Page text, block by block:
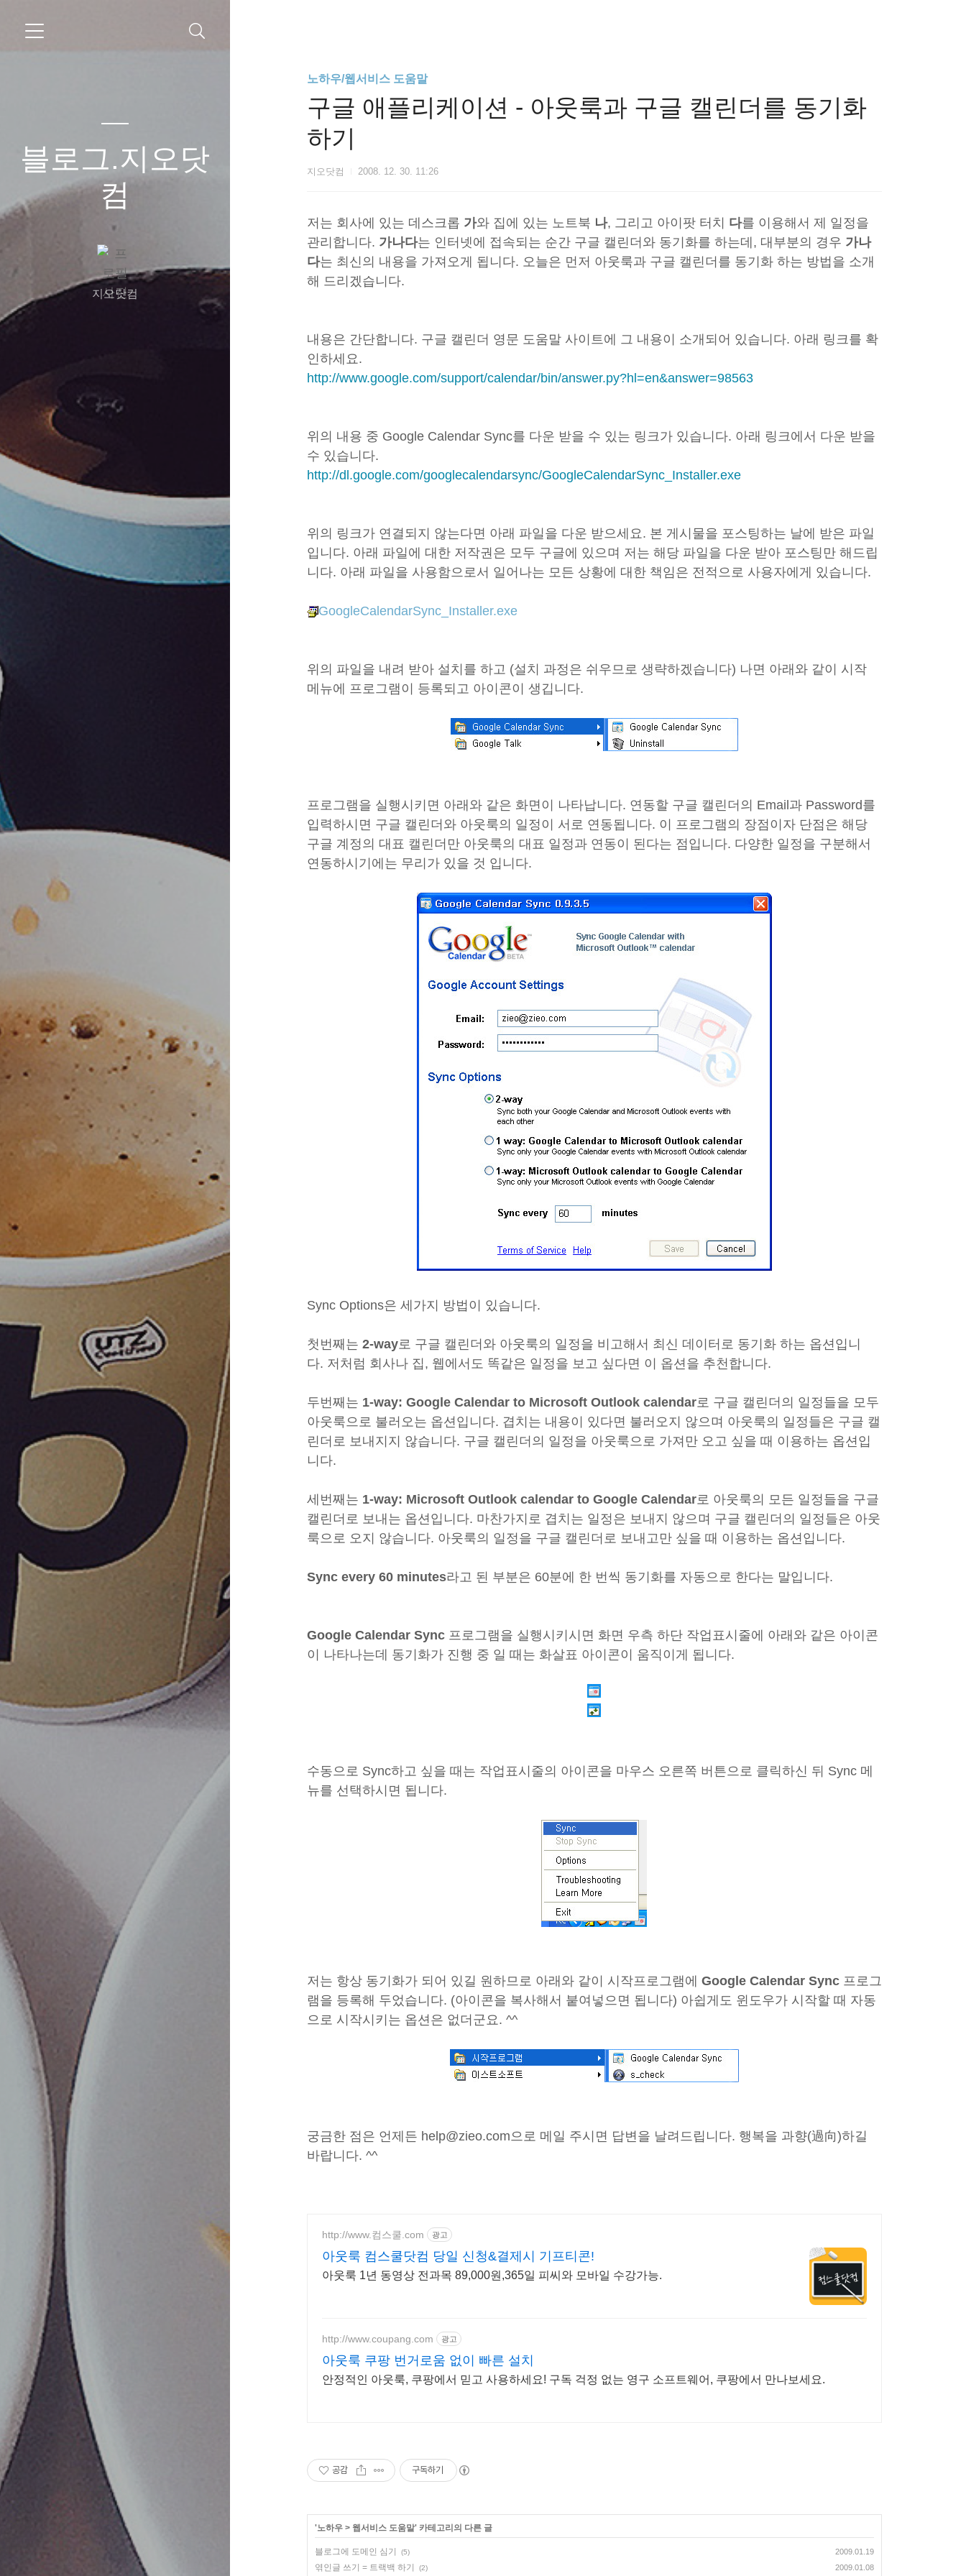
블로그.지오닷
컴
지오닷컴
노하우/웹서비스 도움말
구글 애플리케이션 - 아웃룩과 구글 캘린더를 동기화
하기
지오닷컴 2008. 12. 30. 11:26
저는 회사에 있는 데스크롭 가와 집에 있는 노트북 나, 그리고 아이팟 터치 다를 이용해서 제 일정을
관리합니다. 가나다는 인터넷에 접속되는 순간 구글 캘린더와 동기화를 하는데, 대부분의 경우 가나
다는 최신의 내용을 가져오게 됩니다. 오늘은 먼저 아웃룩과 구글 캘린더를 동기화 하는 방법을 소개
해 드리겠습니다.
내용은 간단합니다. 구글 캘린더 영문 도움말 사이트에 그 내용이 소개되어 있습니다. 아래 링크를 확
인하세요.
http://www.google.com/support/calendar/bin/answer.py?hl=en&answer=98563
위의 내용 중 Google Calendar Sync를 다운 받을 수 있는 링크가 있습니다. 아래 링크에서 다운 받을
수 있습니다.
http://dl.google.com/googlecalendarsync/GoogleCalendarSync_Installer.exe
위의 링크가 연결되지 않는다면 아래 파일을 다운 받으세요. 본 게시물을 포스팅하는 날에 받은 파일
입니다. 아래 파일에 대한 저작권은 모두 구글에 있으며 저는 해당 파일을 다운 받아 포스팅만 해드립
니다. 아래 파일을 사용함으로서 일어나는 모든 상황에 대한 책임은 전적으로 사용자에게 있습니다.
GoogleCalendarSync_Installer.exe
위의 파일을 내려 받아 설치를 하고 (설치 과정은 쉬우므로 생략하겠습니다) 나면 아래와 같이 시작
메뉴에 프로그램이 등록되고 아이콘이 생깁니다.
프로그램을 실행시키면 아래와 같은 화면이 나타납니다. 연동할 구글 캘린더의 Email과 Password를
입력하시면 구글 캘린더와 아웃룩의 일정이 서로 연동됩니다. 이 프로그램의 장점이자 단점은 해당
구글 계정의 대표 캘린더만 아웃룩의 대표 일정과 연동이 된다는 점입니다. 다양한 일정을 구분해서
연동하시기에는 무리가 있을 것 입니다.
Sync Options은 세가지 방법이 있습니다.
첫번째는 2-way로 구글 캘린더와 아웃룩의 일정을 비고해서 최신 데이터로 동기화 하는 옵션입니
다. 저처럼 회사나 집, 웹에서도 똑같은 일정을 보고 싶다면 이 옵션을 추천합니다.
두번째는 1-way: Google Calendar to Microsoft Outlook calendar로 구글 캘린더의 일정들을 모두
아웃룩으로 불러오는 옵션입니다. 겹치는 내용이 있다면 불러오지 않으며 아웃룩의 일정들은 구글 캘
린더로 보내지지 않습니다. 구글 캘린더의 일정을 아웃룩으로 가져만 오고 싶을 때 이용하는 옵션입
니다.
세번째는 1-way: Microsoft Outlook calendar to Google Calendar로 아웃룩의 모든 일정들을 구글
캘린더로 보내는 옵션입니다. 마찬가지로 겹치는 일정은 보내지 않으며 구글 캘린더의 일정들은 아웃
룩으로 오지 않습니다. 아웃룩의 일정을 구글 캘린더로 보내고만 싶을 때 이용하는 옵션입니다.
Sync every 60 minutes라고 된 부분은 60분에 한 번씩 동기화를 자동으로 한다는 말입니다.
Google Calendar Sync프로그램을 실행시키시면 화면 우측 하단 작업표시줄에 아래와 같은 아이콘
이 나타나는데 동기화가 진행 중 일 때는 화살표 아이콘이 움직이게 됩니다.
수동으로 Sync하고 싶을 때는 작업표시줄의 아이콘을 마우스 오른쪽 버튼으로 클릭하신 뒤 Sync 메
뉴를 선택하시면 됩니다.
저는 항상 동기화가 되어 있길 원하므로 아래와 같이 시작프로그램에 Google Calendar Sync프로그
램을 등록해 두었습니다. (아이콘을 복사해서 붙여넣으면 됩니다) 아쉽게도 윈도우가 시작할 때 자동
으로 시작시키는 옵션은 없더군요. ^^
궁금한 점은 언제든 help@zieo.com으로 메일 주시면 답변을 날려드립니다. 행복을 과향(過向)하길
바랍니다. ^^
http://www.컴스쿨.com 광고
아웃룩 컴스쿨닷컴 당일 신청&결제시 기프티콘!
아웃룩 1년 동영상 전과목 89,000원,365일 피씨와 모바일 수강가능.
http://www.coupang.com 광고
아웃룩 쿠팡 번거로움 없이 빠른 설치
안정적인 아웃룩, 쿠팡에서 믿고 사용하세요! 구독 걱정 없는 영구 소프트웨어, 쿠팡에서 만나보세요.
공감 구독하기
'노하우> 웹서비스 도움말' 카테고리의 다른 글
블로그에 도메인 심기 (5) 2009.01.19
엮인글 쓰기 = 트랙백 하기 (2) 2009.01.08